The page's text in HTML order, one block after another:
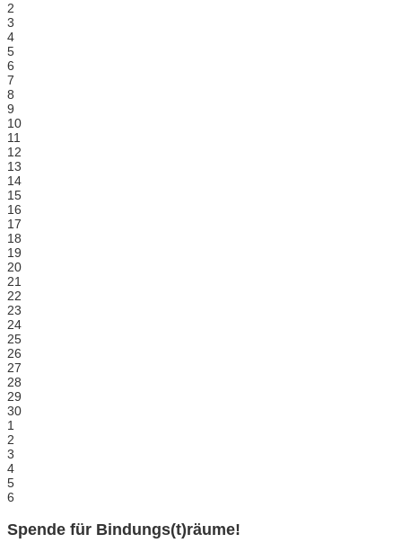
2
3
4
5
6
7
8
9
10
11
12
13
14
15
16
17
18
19
20
21
22
23
24
25
26
27
28
29
30
1
2
3
4
5
6
Spende für Bindungs(t)räume!